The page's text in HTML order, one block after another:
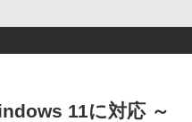
11に対応 ～